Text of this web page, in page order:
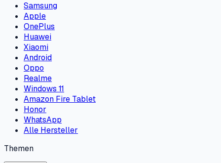
Samsung
Apple
OnePlus
Huawei
Xiaomi
Android
Oppo
Realme
Windows 11
Amazon Fire Tablet
Honor
WhatsApp
Alle Hersteller
Themen